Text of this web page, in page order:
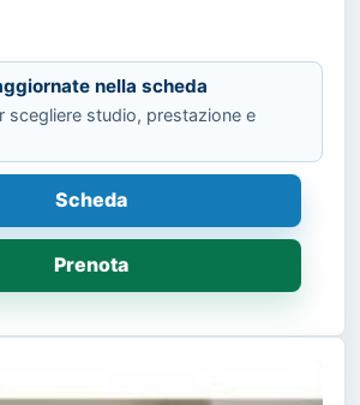
nella scheda
scegliere studio, prestazione e
Scheda
Prenota